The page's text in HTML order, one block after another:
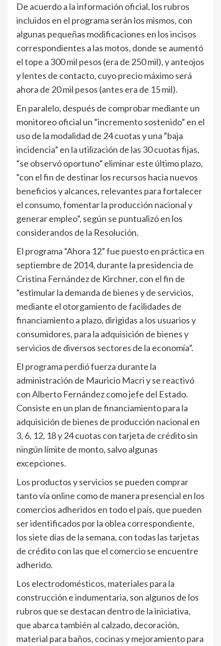
De acuerdo a la información oficial, los rubros
incluidos en el programa serán los mismos, con
algunas pequeñas modificaciones en los incisos
correspondientes a las motos, donde se aumentó
el tope a 300 mil pesos (era de 250 mil), y anteojos
y lentes de contacto, cuyo precio máximo será
ahora de 20 mil pesos (antes era de 15 mil).
En paralelo, después de comprobar mediante un
monitoreo oficial un “incremento sostenido” en el
uso de la modalidad de 24 cuotas y una “baja
incidencia” en la utilización de las 30 cuotas fijas,
“se observó oportuno” eliminar este último plazo,
“con el fin de destinar los recursos hacia nuevos
beneficios y alcances, relevantes para fortalecer
el consumo, fomentar la producción nacional y
generar empleo”, según se puntualizó en los
considerandos de la Resolución.
El programa “Ahora 12” fue puesto en práctica en
septiembre de 2014, durante la presidencia de
Cristina Fernández de Kirchner, con el fin de
“estimular la demanda de bienes y de servicios,
mediante el otorgamiento de facilidades de
financiamiento a plazo, dirigidas a los usuarios y
consumidores, para la adquisición de bienes y
servicios de diversos sectores de la economía”.
El programa perdió fuerza durante la
administración de Mauricio Macri y se reactivó
con Alberto Fernández como jefe del Estado.
Consiste en un plan de financiamiento para la
adquisición de bienes de producción nacional en
3, 6, 12, 18 y 24 cuotas con tarjeta de crédito sin
ningún límite de monto, salvo algunas
excepciones.
Los productos y servicios se pueden comprar
tanto vía online como de manera presencial en los
comercios adheridos en todo el país, que pueden
ser identificados por la oblea correspondiente,
los siete días de la semana, con todas las tarjetas
de crédito con las que el comercio se encuentre
adherido.
Los electrodomésticos, materiales para la
construcción e indumentaria, son algunos de los
rubros que se destacan dentro de la iniciativa,
que abarca también al calzado, decoración,
material para baños, cocinas y mejoramiento para